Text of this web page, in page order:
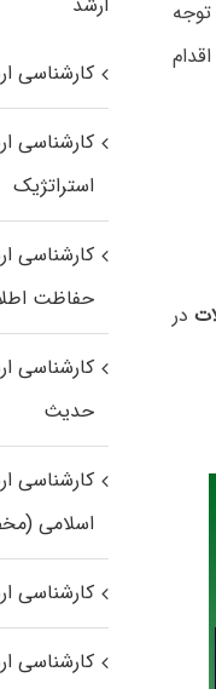
توجه
در
کارشناسی
کارشناسی
استراتژیک
کارشناسی
حفاظت
کارشناسی
حدیث
کارشناسی
اسلامی
کارشناسی
کارشناسی